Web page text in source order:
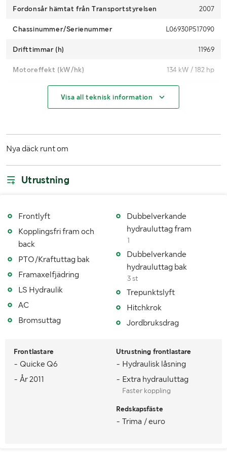
Fordonsår hämtat från Transportstyrelsen 2007
Chassinummer/Serienummer L06930P517090
Drifttimmar (h) 11969
Motoreffekt (kW/hk) 134 kW / 182 hp
Maxhastighet (km/h)
Drivmedel
Antal nycklar
Fordonsstatus Avställd
20070302
Importerad
Antal registrerade ägare
MÅTT OCH VIKT:
Lastvikt (kg)
Totalvikt (kg)
Visa all teknisk information
Nya däck runt om
Utrustning
Frontlyft
Kopplingsfri fram och
back
PTO/Kraftuttag bak
Framaxelfjädring
LS Hydraulik
AC
Bromsuttag
Dubbelverkande
hydrauluttag fram
1
Dubbelverkande
hydrauluttag bak
3 st
Trepunktslyft
Hitchkrok
Jordbruksdrag
Frontlastare
- Quicke Q6
- År 2011
Utrustning frontlastare
- Hydraulisk låsning
- Extra hydrauluttag
Faster koppling
Redskapsfäste
- Trima / euro